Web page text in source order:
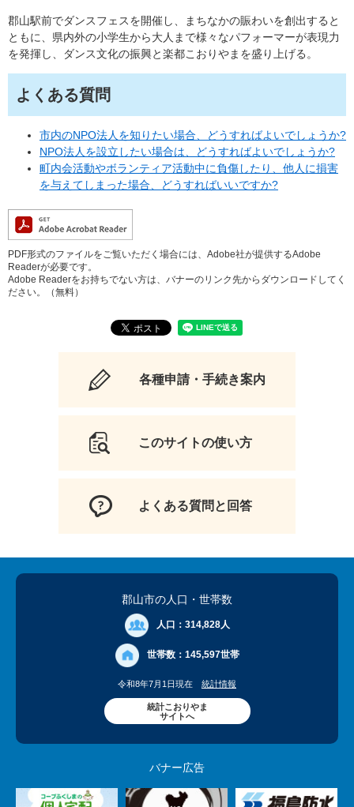
郡山駅前でダンスフェスを開催し、まちなかの賑わいを創出すると
ともに、県内外の小学生から大人まで様々なパフォーマーが表現力
を発揮し、ダンス文化の振興と楽都こおりやまを盛り上げる。
よくある質問
市内のNPO法人を知りたい場合、どうすればよいでしょうか?
NPO法人を設立したい場合は、どうすればよいでしょうか?
町内会活動やボランティア活動中に負傷したり、他人に損害
を与えてしまった場合、どうすればいいですか?
PDF形式のファイルをご覧いただく場合には、Adobe社が提供するAdobe
Readerが必要です。
Adobe Readerをお持ちでない方は、バナーのリンク先からダウンロードしてく
ださい。（無料）
各種申請・手続き案内
このサイトの使い方
よくある質問と回答
郡山市の人口 ・世帯数
人口： 314,828人
世帯数： 145,597世帯
令和8年7月1日現在 統計情報
統計こおりやま
サイトへ
バナー広告